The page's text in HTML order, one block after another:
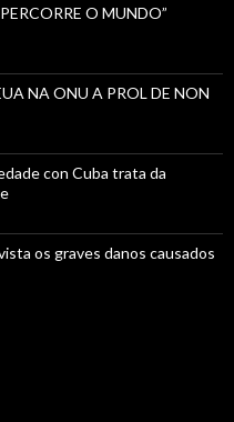
O MUNDO”
NA ONU A PROL DE NON
con Cuba trata da
os graves danos causados